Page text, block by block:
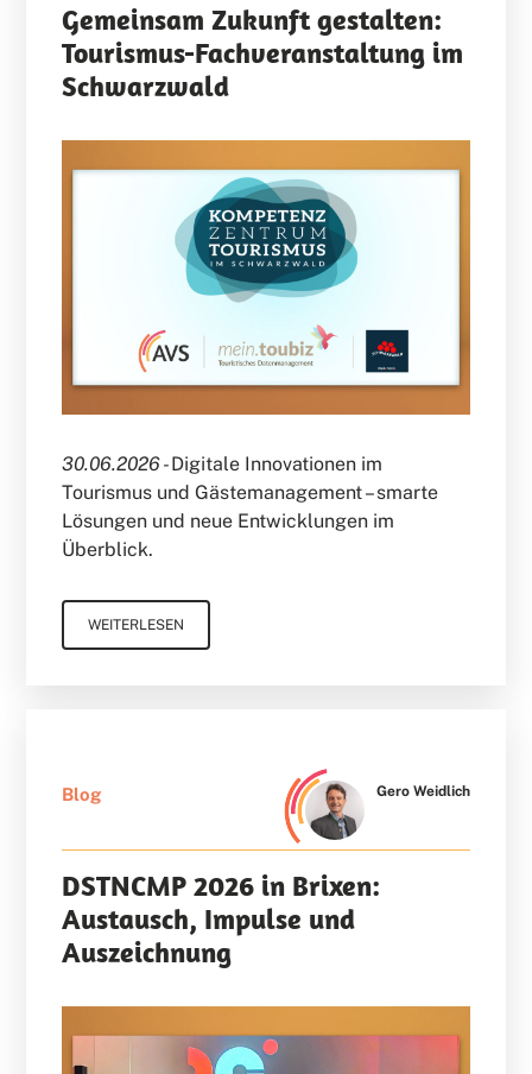
Gemeinsam Zukunft gestalten:
Tourismus-Fachveranstaltung im
Schwarzwald
30.06.2026 -Digitale Innovationen im
Tourismus und Gästemanagement – smarte
Lösungen und neue Entwicklungen im
Überblick.
WEITERLESEN
Blog Gero Weidlich
DSTNCMP 2026 in Brixen:
Austausch, Impulse und
Auszeichnung